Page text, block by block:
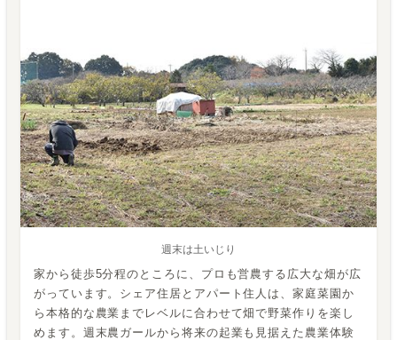
週末は土いじり
家から徒歩5分程のところに、プロも営農する広大な畑が広
がっています。シェア住居とアパート住人は、家庭菜園か
ら本格的な農業までレベルに合わせて畑で野菜作りを楽し
めます。週末農ガールから将来の起業も見据えた農業体験